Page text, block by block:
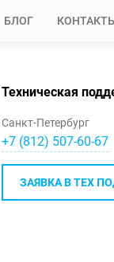
БЛОГ
Техническая
Санкт-Петербург
+7 (812) 507-60-67
ЗАЯВКА В ТЕХ